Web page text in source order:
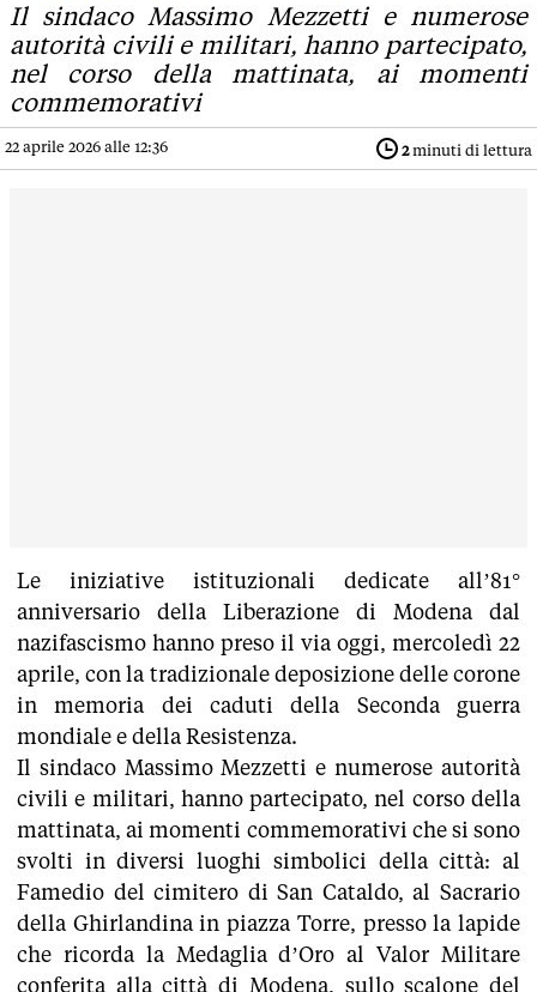
Il sindaco Massimo Mezzetti e numerose
autorità civili e militari, hanno partecipato,
nel corso della mattinata, ai momenti
commemorativi
22 aprile 2026 alle 12:36 2minuti di lettura
Le iniziative istituzionali dedicate all’81°
anniversario della Liberazione di Modena dal
nazifascismo hanno preso il via oggi, mercoledì 22
aprile, con la tradizionale deposizione delle corone
in memoria dei caduti della Seconda guerra
mondiale e della Resistenza.
Il sindaco Massimo Mezzetti e numerose autorità
civili e militari, hanno partecipato, nel corso della
mattinata, ai momenti commemorativi che si sono
svolti in diversi luoghi simbolici della città: al
Famedio del cimitero di San Cataldo, al Sacrario
della Ghirlandina in piazza Torre, presso la lapide
che ricorda la Medaglia d’Oro al Valor Militare
conferita alla città di Modena, sullo scalone del